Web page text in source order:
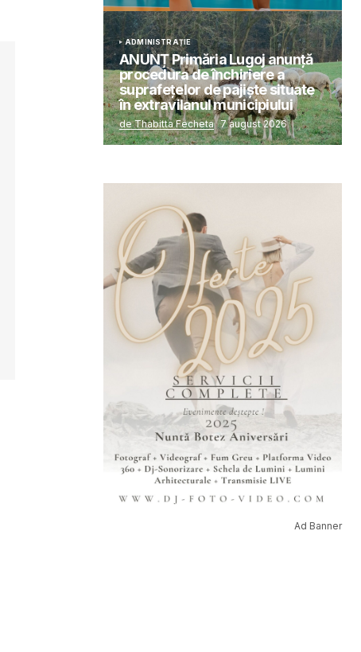
ADMINISTRAȚIE
ANUNȚ Primăria Lugoj anunță
procedura de închiriere a
suprafețelor de pajiște situate
în extravilanul municipiului
de Thabitta Fecheta 7 august 2026
Ad Banner